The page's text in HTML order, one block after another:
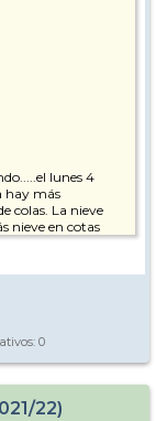
lunes 4
hay más
colas. La nieve
nieve en cotas
Lo mejor las zonas
abierto
mucho potencial,
a remonteros y
semana de
ni tan mal.
0
22)